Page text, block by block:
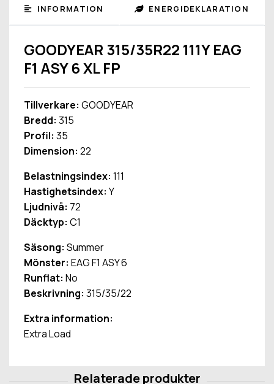
INFORMATION ENERGIDEKLARATION
GOODYEAR 315/35R22 111Y EAG
F1 ASY 6 XL FP
Tillverkare: GOODYEAR
Bredd: 315
Profil: 35
Dimension: 22
Belastningsindex: 111
Hastighetsindex: Y
Ljudnivå: 72
Däcktyp: C1
Säsong: Summer
Mönster: EAG F1 ASY 6
Runflat: No
Beskrivning: 315/35/22
Extra information:
Extra Load